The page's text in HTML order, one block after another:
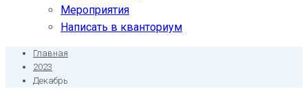
Мероприятия
Написать в кванториум
Главная
2023
Декабрь